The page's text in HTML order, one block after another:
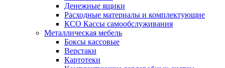
Денежные ящики
Расходные материалы и комплектующие
КСО Кассы самообслуживания
Металлическая мебель
Боксы кассовые
Верстаки
Картотеки